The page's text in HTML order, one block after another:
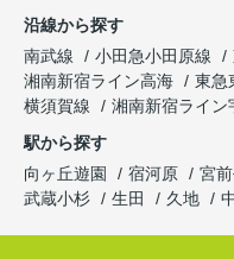
沿線から探す
南武線
小田急小田原線
湘南新宿ライン高海
東急
横須賀線
湘南新宿ライン
駅から探す
向ヶ丘遊園
宿河原 宮
武蔵小杉
生田 久地